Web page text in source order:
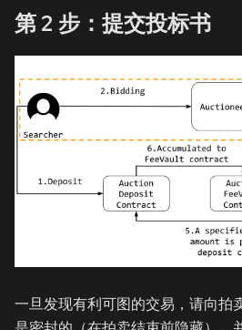
第 2 步：提交投标书
一旦发现有利可图的交易，请向拍